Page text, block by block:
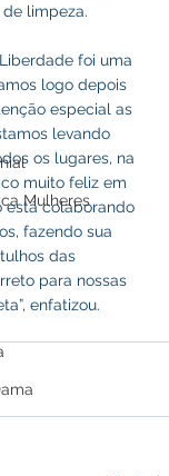
Mulheres
limpeza.
foi uma
logo depois
especial as
levando
os lugares, na
muito feliz em
está colaborando
fazendo sua
das
para nossas
enfatizou.